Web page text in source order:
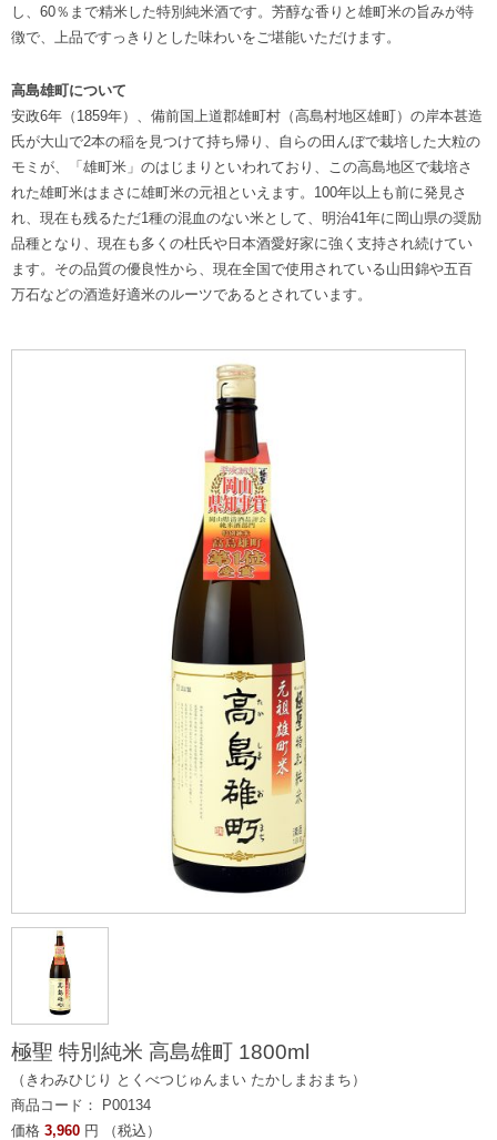
し、60％まで精米した特別純米酒です。芳醇な香りと雄町米の旨みが特
徴で、上品ですっきりとした味わいをご堪能いただけます。
高島雄町について
安政6年（1859年）、備前国上道郡雄町村（高島村地区雄町）の岸本甚造
氏が大山で2本の稲を見つけて持ち帰り、自らの田んぼで栽培した大粒の
モミが、「雄町米」のはじまりといわれており、この高島地区で栽培さ
れた雄町米はまさに雄町米の元祖といえます。100年以上も前に発見さ
れ、現在も残るただ1種の混血のない米として、明治41年に岡山県の奨励
品種となり、現在も多くの杜氏や日本酒愛好家に強く支持され続けてい
ます。その品質の優良性から、現在全国で使用されている山田錦や五百
万石などの酒造好適米のルーツであるとされています。
極聖 特別純米 高島雄町 1800ml
（きわみひじり とくべつじゅんまい たかしまおまち）
商品コード： P00134
価格 3,960 円 （税込）